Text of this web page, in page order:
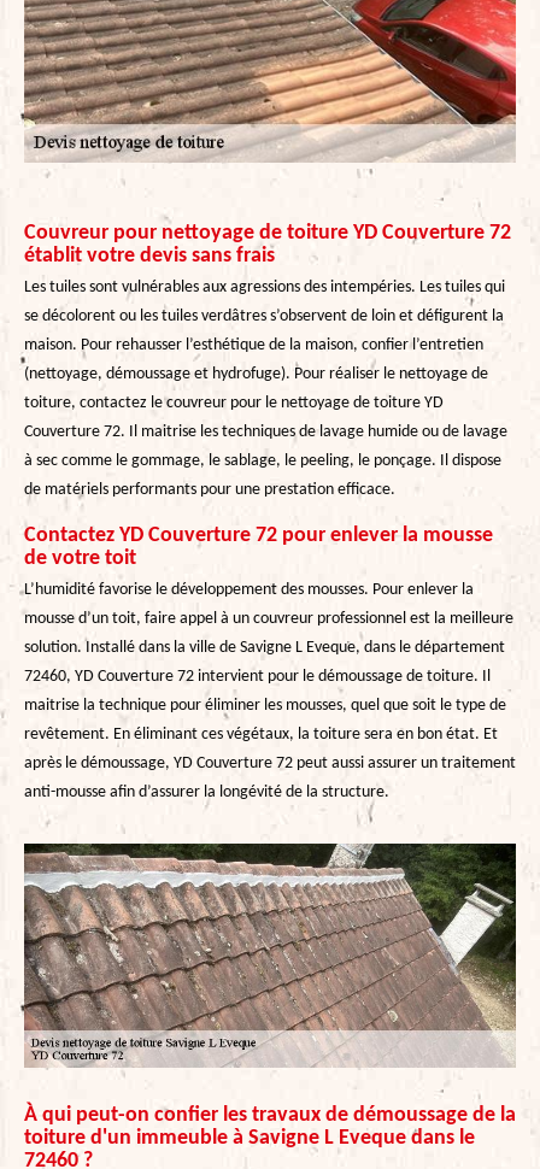
Couvreur pour nettoyage de toiture YD Couverture 72
établit votre devis sans frais
Les tuiles sont vulnérables aux agressions des intempéries. Les tuiles qui
se décolorent ou les tuiles verdâtres s’observent de loin et défigurent la
maison. Pour rehausser l’esthétique de la maison, confier l’entretien
(nettoyage, démoussage et hydrofuge). Pour réaliser le nettoyage de
toiture, contactez le couvreur pour le nettoyage de toiture YD
Couverture 72. Il maitrise les techniques de lavage humide ou de lavage
à sec comme le gommage, le sablage, le peeling, le ponçage. Il dispose
de matériels performants pour une prestation efficace.
Contactez YD Couverture 72 pour enlever la mousse
de votre toit
L’humidité favorise le développement des mousses. Pour enlever la
mousse d’un toit, faire appel à un couvreur professionnel est la meilleure
solution. Installé dans la ville de Savigne L Eveque, dans le département
72460, YD Couverture 72 intervient pour le démoussage de toiture. Il
maitrise la technique pour éliminer les mousses, quel que soit le type de
revêtement. En éliminant ces végétaux, la toiture sera en bon état. Et
après le démoussage, YD Couverture 72 peut aussi assurer un traitement
anti-mousse afin d’assurer la longévité de la structure.
À qui peut-on confier les travaux de démoussage de la
toiture d'un immeuble à Savigne L Eveque dans le
72460 ?